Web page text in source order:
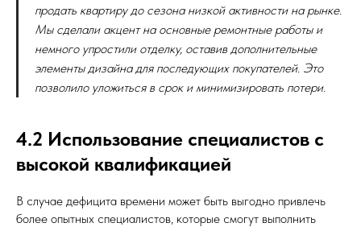
продать квартиру до сезона низкой активности на рынке.
Мы сделали акцент на основные ремонтные работы и
немного упростили отделку, оставив дополнительные
элементы дизайна для последующих покупателей. Это
позволило уложиться в срок и минимизировать потери.
4.2 Использование специалистов с
высокой квалификацией
В случае дефицита времени может быть выгодно привлечь
более опытных специалистов, которые смогут выполнить